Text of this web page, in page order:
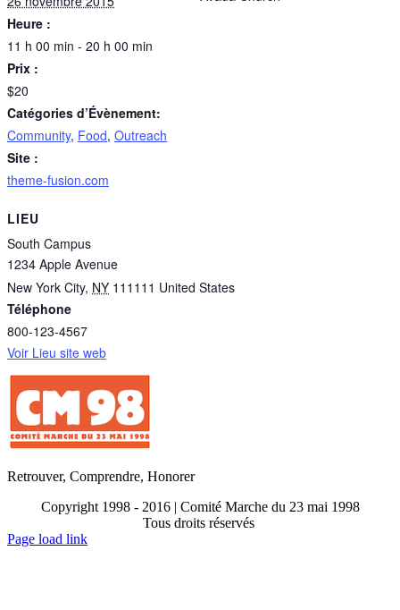
Heure :
11 h 00 min - 20 h 00 min
Prix :
$20
Catégories d’Évènement:
Community, Food, Outreach
Site :
theme-fusion.com
LIEU
South Campus
1234 Apple Avenue
New York City, NY 111111 United States
Téléphone
800-123-4567
Voir Lieu site web
Retrouver, Comprendre, Honorer
Copyright 1998 - 2016 | Comité Marche du 23 mai 1998
Tous droits réservés
Toggle
Page load link